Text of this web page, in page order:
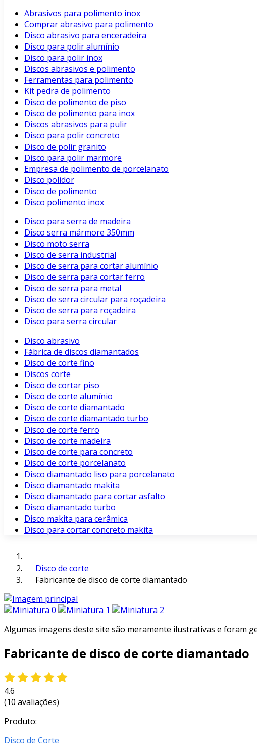
Abrasivos para polimento inox
Comprar abrasivo para polimento
Disco abrasivo para enceradeira
Disco para polir alumínio
Disco para polir inox
Discos abrasivos e polimento
Ferramentas para polimento
Kit pedra de polimento
Disco de polimento de piso
Disco de polimento para inox
Discos abrasivos para pulir
Disco para polir concreto
Disco de polir granito
Disco para polir marmore
Empresa de polimento de porcelanato
Disco polidor
Disco de polimento
Disco polimento inox
Disco para serra de madeira
Disco serra mármore 350mm
Disco moto serra
Disco de serra industrial
Disco de serra para cortar alumínio
Disco de serra para cortar ferro
Disco de serra para metal
Disco de serra circular para roçadeira
Disco de serra para roçadeira
Disco para serra circular
Disco abrasivo
Fábrica de discos diamantados
Disco de corte fino
Discos corte
Disco de cortar piso
Disco de corte alumínio
Disco de corte diamantado
Disco de corte diamantado turbo
Disco de corte ferro
Disco de corte madeira
Disco de corte para concreto
Disco de corte porcelanato
Disco diamantado liso para porcelanato
Disco diamantado makita
Disco diamantado para cortar asfalto
Disco diamantado turbo
Disco makita para cerâmica
Disco para cortar concreto makita
Disco de corte
Fabricante de disco de corte diamantado
Algumas imagens deste site são meramente ilustrativas e foram
Fabricante de disco de corte diamantado
4.6
(10 avaliações)
Produto:
Disco de Corte